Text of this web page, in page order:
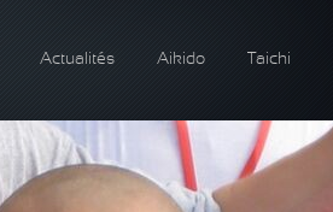
Actualités Aikido Taichi